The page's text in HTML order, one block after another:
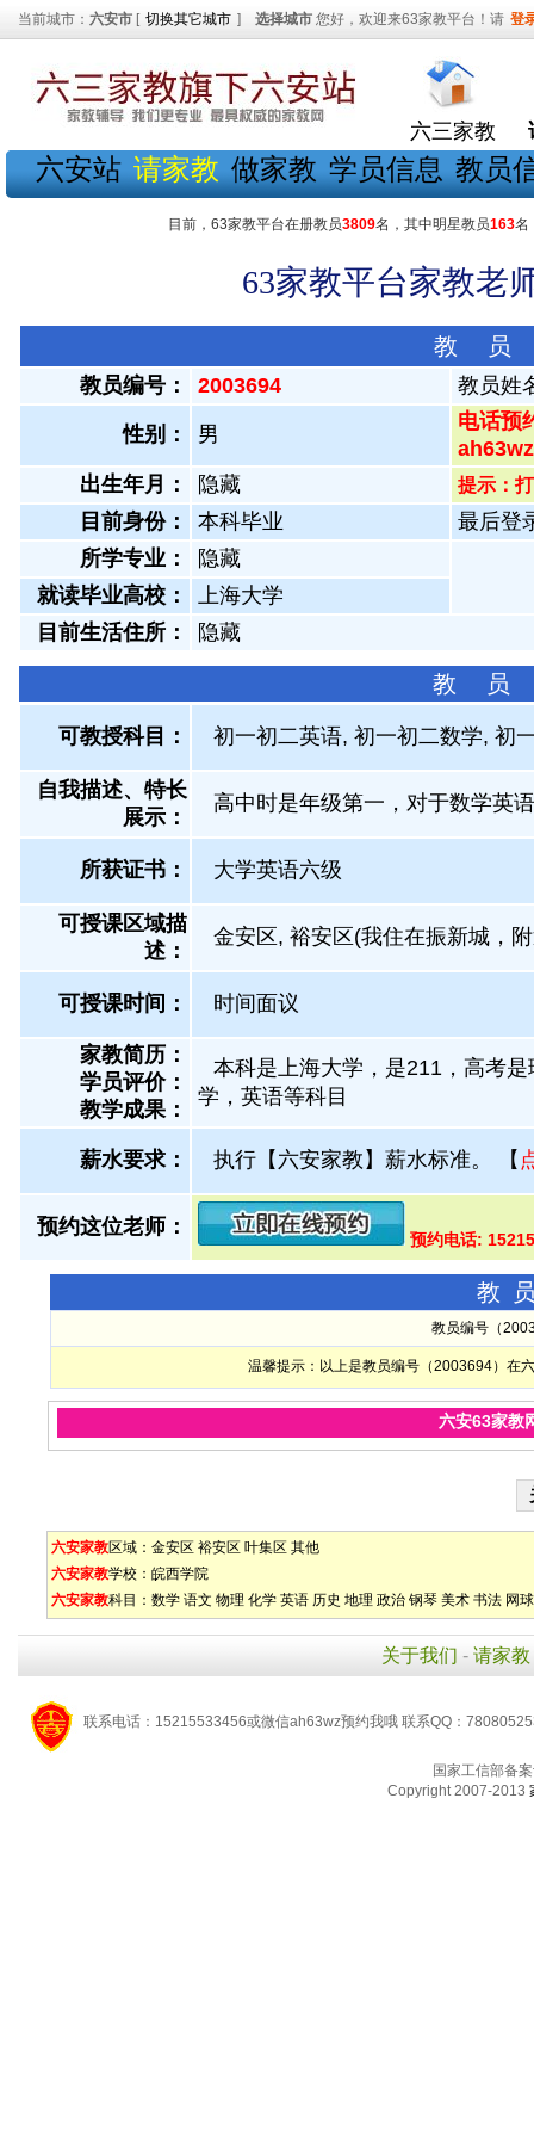
当前城市： 六安市 [ 切换其它城市 ] 选择城市 您好，欢迎来63家教平台！请 登
六三家教
六安站 请家教 做家教 学员信息 教员
目前，63家教平台在册教员3809名，其中明星教员163名
63家教平台家教老
教 员
教员编号： 2003694 教员姓
性别： 男
电话预
出生年月：
隐藏 提示：
目前身份： 本科毕业
最后登
所学专业：
隐藏
就读毕业高校：
上海大学
目前生活住所：
隐藏
教 员
可教授科目： 初一初二英语, 初一初二数学, 初
自我描述、特长
展示 ：
高中时是年级第一，对于数学英
所获证书 ： 大学英语六级
可授课区域描
述：
金安区, 裕安区(我住在振新城，
可授课时间： 时间面议
家教简历：
学员评价：
教学成果：
本科是上海大学，是211，高考
学，英语等科目
薪水要求： 执行【六安家教】薪水标准。 【
预约这位老师：
预约电话:
教
教员编号（
温馨提示：以上是教员编号（2003694）在
六安63家教
六安家教区域： 金安区 裕安区 叶集区 其他
六安家教学校： 皖西学院
六安家教科目： 数学 语文 物理 化学 英语 历史 地理 政治 钢琴 美术 书法 网球
关于我们 - 请家教
联系电话：15215533456或微信ah63wz预约我哦 联系QQ：
国家工信部备
Copyright 2007-2013